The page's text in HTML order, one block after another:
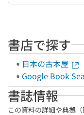
書店で探す
日本の古本屋
Google Book
書誌情報
この資料の詳細や典拠